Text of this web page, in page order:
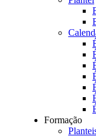
Formação